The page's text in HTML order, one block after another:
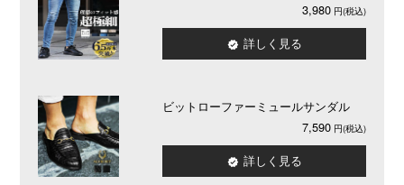
3,980
詳しく見る
ビットローファーミュールサンダル
7,590
詳しく見る